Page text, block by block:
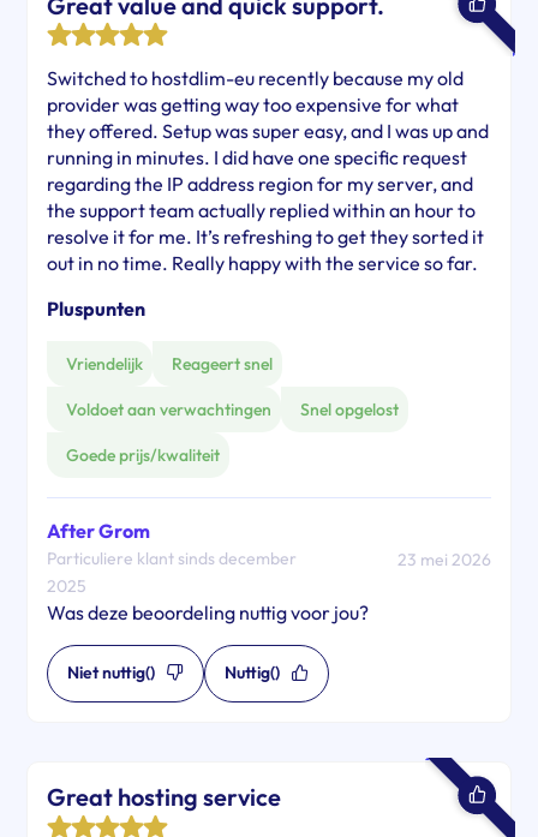
Switched to hostdlim-eu recently because my old
provider was getting way too expensive for what
they offered. Setup was super easy, and I was up and
running in minutes. I did have one specific request
regarding the IP address region for my server, and
the support team actually replied within an hour to
resolve it for me. It’s refreshing to get they sorted it
out in no time. Really happy with the service so far.
Pluspunten
Vriendelijk Reageert snel
Voldoet aan verwachtingen Snel opgelost
Goede prijs/kwaliteit
After Grom
Particuliere klant sinds december
2025
23 mei 2026
Was deze beoordeling nuttig voor jou?
Niet nuttig() Nuttig()
Great hosting service